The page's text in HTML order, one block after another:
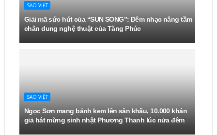
SAO VIỆT
Giải mã sức hút của “SUN SONG”: Đêm nhạc nâng tầm
chân dung nghệ thuật của Tăng Phúc
SAO VIỆT
Ngọc Sơn mang bánh kem lên sân khấu, 10.000 khán
giả hát mừng sinh nhật Phương Thanh lúc nửa đêm